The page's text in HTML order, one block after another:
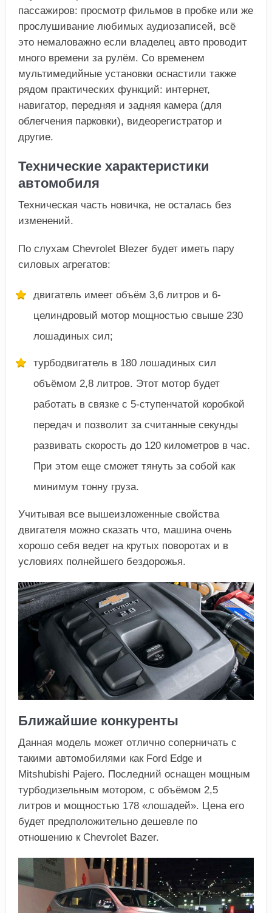
пассажиров: просмотр фильмов в пробке или же
прослушивание любимых аудиозаписей, всё
это немаловажно если владелец авто проводит
много времени за рулём. Со временем
мультимедийные установки оснастили также
рядом практических функций: интернет,
навигатор, передняя и задняя камера (для
облегчения парковки), видеорегистратор и
другие.
Технические характеристики
автомобиля
Техническая часть новичка, не осталась без
изменений.
По слухам Chevrolet Blezer будет иметь пару
силовых агрегатов:
двигатель имеет объём 3,6 литров и 6-
целиндровый мотор мощностью свыше 230
лошадиных сил;
турбодвигатель в 180 лошадиных сил
объёмом 2,8 литров. Этот мотор будет
работать в связке с 5-ступенчатой коробкой
передач и позволит за считанные секунды
развивать скорость до 120 километров в час.
При этом еще сможет тянуть за собой как
минимум тонну груза.
Учитывая все вышеизложенные свойства
двигателя можно сказать что, машина очень
хорошо себя ведет на крутых поворотах и в
условиях полнейшего бездорожья.
Ближайшие конкуренты
Данная модель может отлично соперничать с
такими автомобилями как Ford Edge и
Mitshubishi Pajero. Последний оснащен мощным
турбодизельным мотором, с объёмом 2,5
литров и мощностью 178 «лошадей». Цена его
будет предположительно дешевле по
отношению к Chevrolet Bazer.